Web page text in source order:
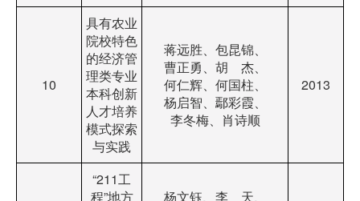
10
具有农业
院校特色
的经济管
理类专业
本科创新
人才培养
模式探索
与实践
蒋远胜、包昆锦、
曹正勇、胡 杰、
何仁辉、何国柱、
杨启智、鄢彩霞、
李冬梅、肖诗顺
2013
“211工
程”地方
杨文钰、李 天、